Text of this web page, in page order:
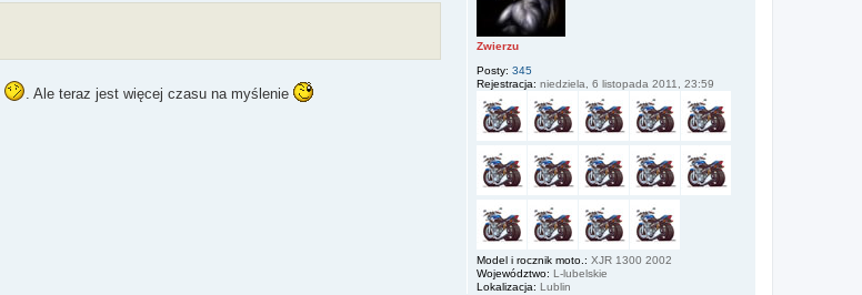
Zwierzu
Posty: 345
Rejestracja: niedziela, 6 listopada 2011, 23:59
Model i rocznik moto.: XJR 1300 2002
Województwo: L-lubelskie
Lokalizacja: Lublin
. Ale teraz jest więcej czasu na myślenie